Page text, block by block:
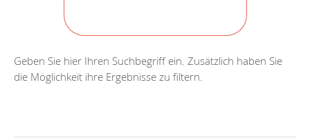
Geben Sie hier Ihren Suchbegriff ein. Zusätzlich haben Sie
die Möglichkeit ihre Ergebnisse zu filtern.